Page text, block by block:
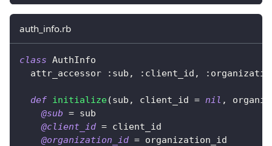
auth_info.rb
class AuthInfo
  attr_accessor
:sub , :client_id ,
def initialize(sub , client_id = nil ,
@sub = sub
@client_id = client_id
@organization_id = organization_id